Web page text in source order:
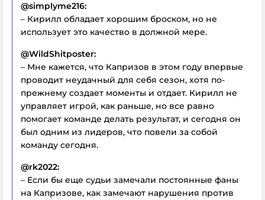
@simplyme216:
– Кирилл обладает хорошим броском, но не
использует это качество в должной мере.
@WildShitposter:
– Мне кажется, что Капризов в этом году впервые
проводит неудачный для себя сезон, хотя по-
прежнему создает моменты и отдает. Кирилл не
управляет игрой, как раньше, но все равно
помогает команде делать результат, и сегодня он
был одним из лидеров, что повели за собой
команду сегодня.
@rk2022:
– Если бы еще судьи замечали постоянные фаны
на Капризове, как замечают нарушения против